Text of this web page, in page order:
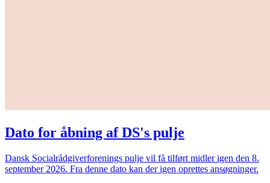
Dato for åbning af DS's pulje
Dansk Socialrådgiverforenings pulje vil få tilført midler igen den 8.
september 2026. Fra denne dato kan der igen oprettes ansøgninger.